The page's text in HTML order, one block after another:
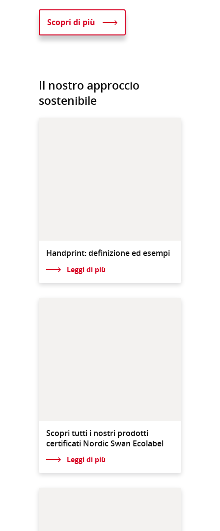
Scopri di più
Il nostro approccio
sostenibile
Handprint: definizione ed esempi
Leggi di più
Scopri tutti i nostri prodotti
certificati Nordic Swan Ecolabel
Leggi di più